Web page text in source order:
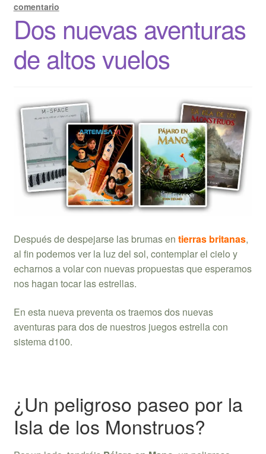
comentario
Dos nuevas aventuras
de altos vuelos
Después de despejarse las brumas en tierras britanas,
al fin podemos ver la luz del sol, contemplar el cielo y
echarnos a volar con nuevas propuestas que esperamos
nos hagan tocar las estrellas.
En esta nueva preventa os traemos dos nuevas
aventuras para dos de nuestros juegos estrella con
sistema d100.
¿Un peligroso paseo por la
Isla de los Monstruos?